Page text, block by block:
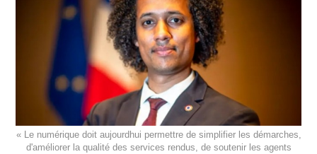
« Le numérique doit aujourdhui permettre de simplifier les démarches,
d'améliorer la qualité des services rendus, de soutenir les agents